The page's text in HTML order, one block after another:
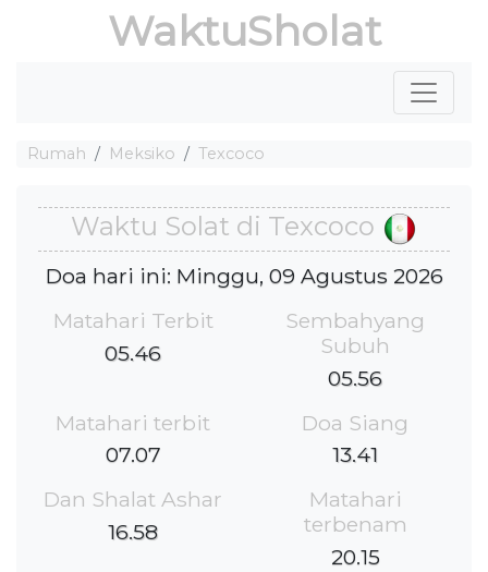
WaktuSholat
Rumah Meksiko Texcoco
Waktu Solat di Texcoco
Doa hari ini: Minggu, 09 Agustus 2026
Matahari Terbit
05.46
Sembahyang
Subuh
05.56
Matahari terbit
07.07
Doa Siang
13.41
Dan Shalat Ashar
16.58
Matahari
terbenam
20.15